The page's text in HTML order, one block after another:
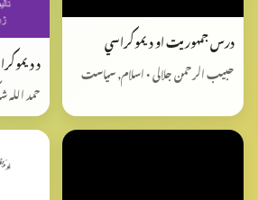
درس جمهوريت او دیموکراسي
حبیب الرحمن جلالی • اسلام, سیاست د
حمد